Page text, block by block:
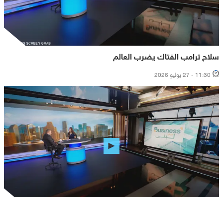
سلاح ترامب الفتاك يضرب العالم
11:30 - 27 يوليو 2026